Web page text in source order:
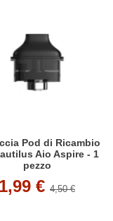
Pod di Ricambio
Aio Aspire - 1
pezzo
1,99 € 4,50 €